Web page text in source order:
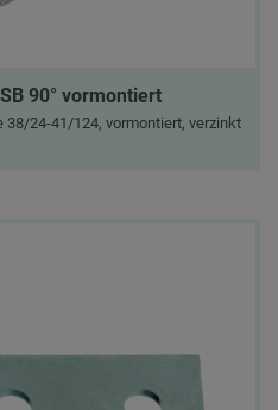
90° vormontiert
38/24-41/124, vormontiert, verzinkt